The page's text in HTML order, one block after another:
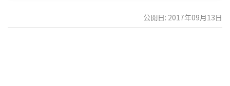
公開日: 2017年09月13日